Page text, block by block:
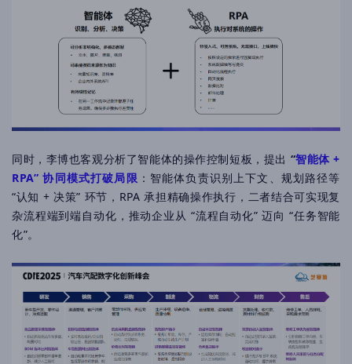
同时，李博也客观分析了智能体的操作控制短板，提出 “智能体 +
RPA” 协同模式打破局限 ：智能体负责识别上下文、规划路径等
“认知 + 决策” 环节，RPA 承担精确操作执行，二者结合可实现复
杂流程端到端自动化，推动企业从 “流程自动化” 迈向 “任务智能
化”。